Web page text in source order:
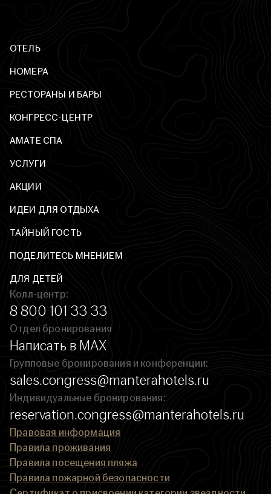
ОТЕЛЬ
НОМЕРА
РЕСТОРАНЫ И БАРЫ
КОНГРЕСС-ЦЕНТР
AМАТЕ СПА
УСЛУГИ
АКЦИИ
ИДЕИ ДЛЯ ОТДЫХА
ТАЙНЫЙ ГОСТЬ
ПОДЕЛИТЕСЬ МНЕНИЕМ
ДЛЯ ДЕТЕЙ
Колл-центр:
8 800 101 33 33
Отдел бронирования
Написать в MAX
Групповые бронирования и конференции:
sales.congress@manterahotels.ru
Индивидуальные бронирования:
reservation.congress@manterahotels.ru
Правовая информация
Правила проживания
Правила посещения пляжа
Правила пожарной безопасности